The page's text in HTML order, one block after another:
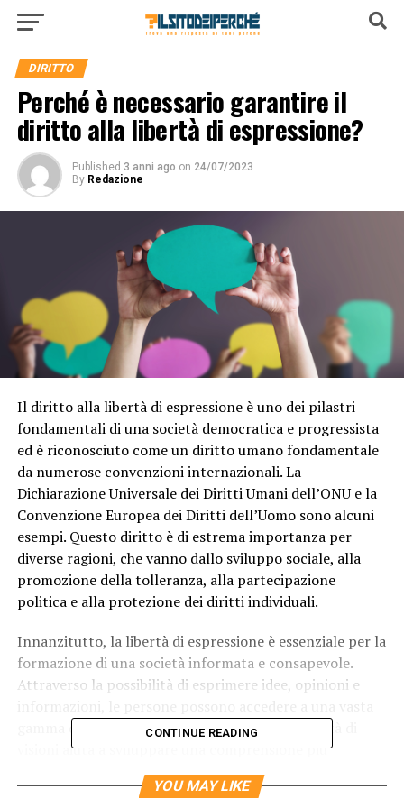
DIRITTO
Perché è necessario garantire il
diritto alla libertà di espressione?
Published 3 anni ago on 24/07/2023
By Redazione
Il diritto alla libertà di espressione è uno dei pilastri
fondamentali di una società democratica e progressista
ed è riconosciuto come un diritto umano fondamentale
da numerose convenzioni internazionali. La
Dichiarazione Universale dei Diritti Umani dell’ONU e la
Convenzione Europea dei Diritti dell’Uomo sono alcuni
esempi. Questo diritto è di estrema importanza per
diverse ragioni, che vanno dallo sviluppo sociale, alla
promozione della tolleranza, alla partecipazione
politica e alla protezione dei diritti individuali.
Innanzitutto, la libertà di espressione è essenziale per la
formazione di una società informata e consapevole.
Attraverso la possibilità di esprimere idee, opinioni e
gamma di prospettive e opinioni. Questa pluralità di
visioni aiuta a sviluppare una comprensione più
approfondita dei problemi, delle questioni sociali e
politiche. Incoraggia il dibattito pubblico e il confronto
CONTINUE READING
YOU MAY LIKE